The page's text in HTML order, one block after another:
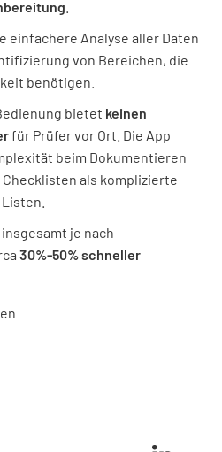
einfachere Analyse aller Daten
von Bereichen, die
benötigen.
bietet keinen
für Prüfer vor Ort. Die App
beim Dokumentieren
als komplizierte
je nach
30%-50% schneller